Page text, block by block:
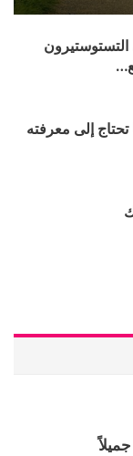
إلى معرفته